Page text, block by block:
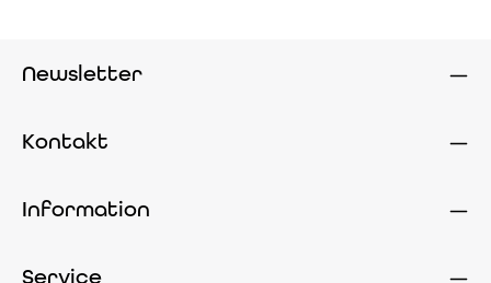
Newsletter
Kontakt
Information
Service